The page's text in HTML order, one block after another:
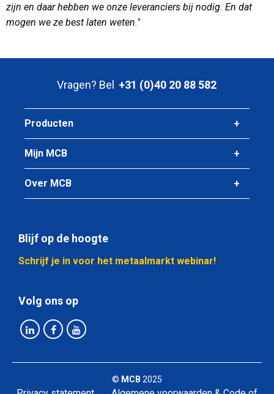
zijn en daar hebben we onze leveranciers bij nodig. En dat
mogen we ze best laten weten."
Vragen? Bel +31 (0)40 20 88 582
Producten
Mijn MCB
Over MCB
Blijf op de hoogte
Schrijf je in voor het metaalmarkt webinar!
Volg ons op
© MCB 2025